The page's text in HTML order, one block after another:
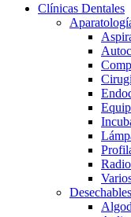
Clínicas Dentales
Desechables